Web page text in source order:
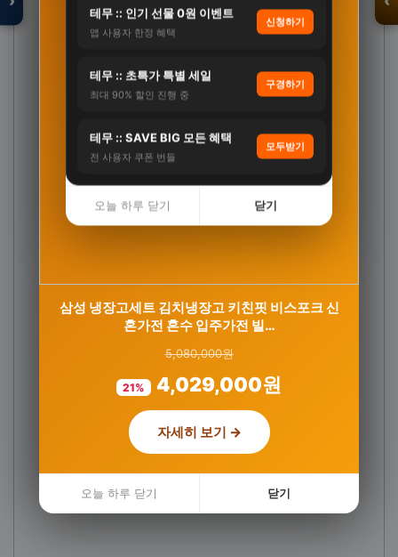
테무 :: 인기 선물 0원 이벤트
앱 사용자 한정 혜택
신청하기
테무 :: 초특가 특별 세일
최대 90% 할인 진행 중
구경하기
테무 :: SAVE BIG 모든 혜택
전 사용자 쿠폰 번들
모두받기
오늘 하루 닫기 닫기
화영양제 유비퀴논 유비퀴…
자세히 보기 →
삼성 냉장고세트 김치냉장고 키친핏 비스포크 신
혼가전 혼수 입주가전 빌…
5,080,000원
21% 4,029,000원
자세히 보기 →
오늘 하루 닫기 닫기